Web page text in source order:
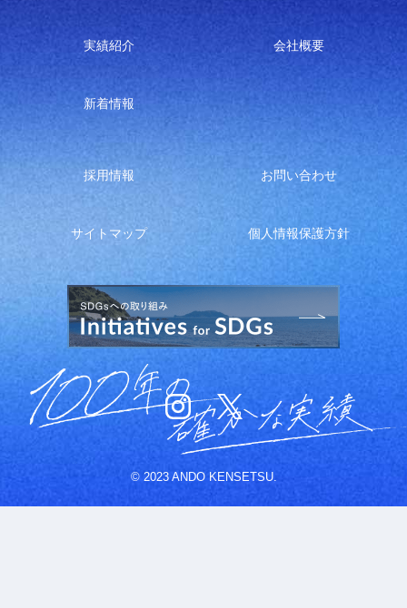
実績紹介 会社概要
新着情報
採用情報 お問い合わせ
サイトマップ 個人情報保護方針
© 2023 ANDO KENSETSU.